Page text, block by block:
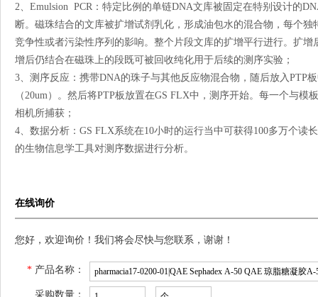
2、Emulsion PCR：特定比例的单链DNA文库被固定在特别设计的
断。磁珠结合的文库被扩增试剂乳化，形成油包水的混合物，每个
竞争性或者污染性序列的影响。整个片段文库的扩增平行进行。扩
增后仍结合在磁珠上的段既可被回收纯化用于后续的测序实验；
3、测序反应：携带DNA的珠子与其他反应物混合物，随后放入PTP
（20um）。然后将PTP板放置在GS FLX中，测序开始。每一个与
相机所捕获；
4、数据分析：GS FLX系统在10小时的运行当中可获得100多万个读
的生物信息学工具对测序数据进行分析。
在线询价
您好，欢迎询价！我们将会尽快与您联系，谢谢！
* 产品名称：
采购数量：